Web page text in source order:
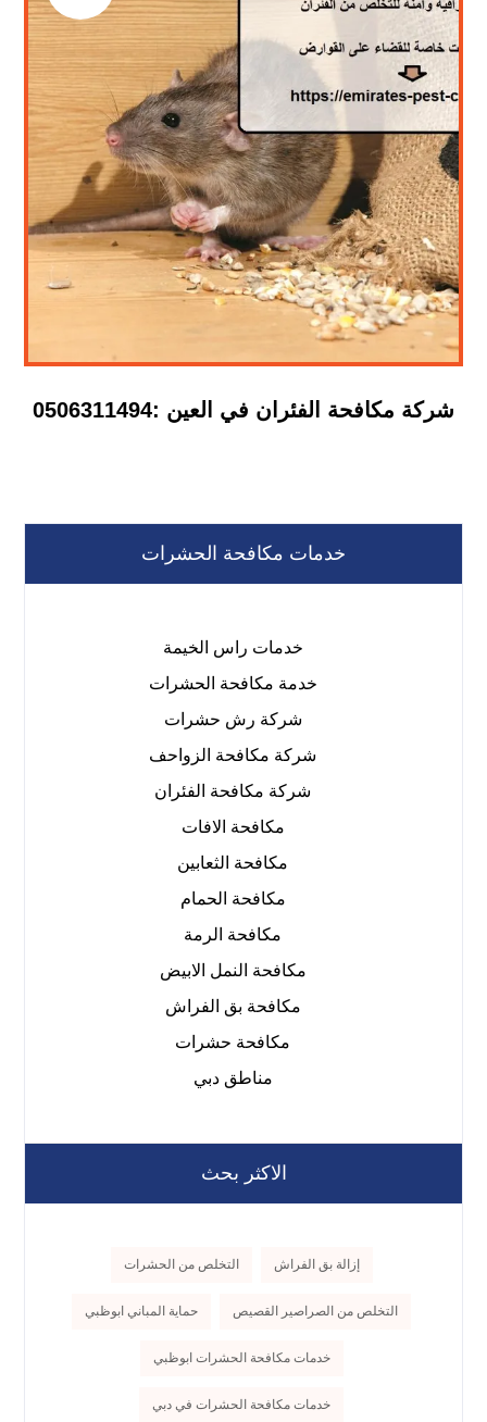
شركة مكافحة الفئران في العين :0506311494
خدمات مكافحة الحشرات
خدمات راس الخيمة
خدمة مكافحة الحشرات
شركة رش حشرات
شركة مكافحة الزواحف
شركة مكافحة الفئران
مكافحة الافات
مكافحة الثعابين
مكافحة الحمام
مكافحة الرمة
مكافحة النمل الابيض
مكافحة بق الفراش
مكافحة حشرات
مناطق دبي
الاكثر بحث
إزالة بق الفراش التخلص من الحشرات
التخلص من الصراصير القصيص حماية المباني ابوظبي
خدمات مكافحة الحشرات ابوظبي
خدمات مكافحة الحشرات في دبي